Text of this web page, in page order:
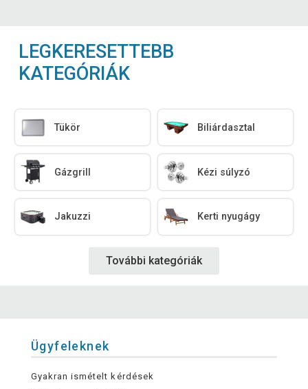
LEGKERESETTEBB
KATEGÓRIÁK
Tükör Biliárdasztal
Gázgrill Kézi súlyzó
Jakuzzi Kerti nyugágy
További kategóriák
Ügyfeleknek
Gyakran ismételt kérdések